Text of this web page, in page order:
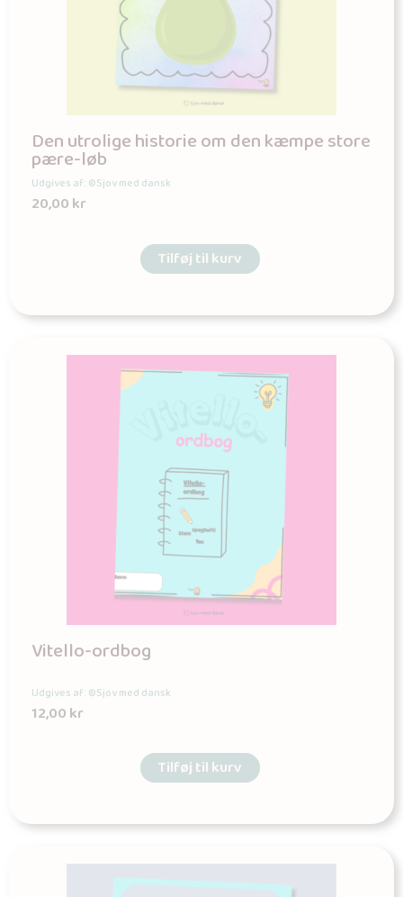
Den utrolige historie om den kæmpe store
pære-løb
Udgives af: ©Sjov med dansk
20,00kr
Tilføj til kurv
Vitello-ordbog
Udgives af: ©Sjov med dansk
12,00kr
Tilføj til kurv